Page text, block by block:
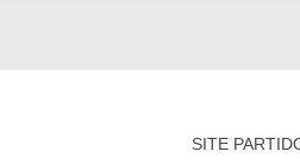
SITE